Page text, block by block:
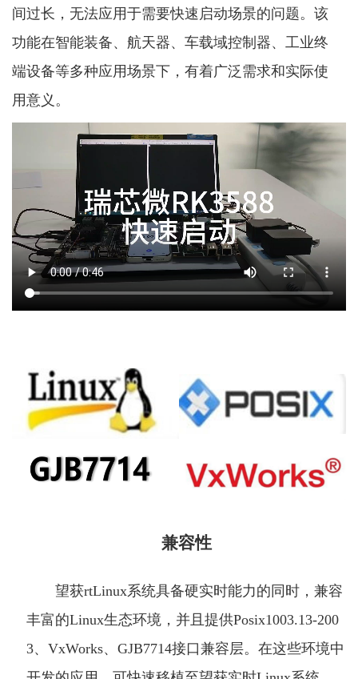
间过长，无法应用于需要快速启动场景的问题。该
功能在智能装备、航天器、车载域控制器、工业终
端设备等多种应用场景下，有着广泛需求和实际使
用意义。
兼容性
望获rtLinux系统具备硬实时能力的同时，兼容
丰富的Linux生态环境，并且提供Posix1003.13-200
3、VxWorks、GJB7714接口兼容层。在这些环境中